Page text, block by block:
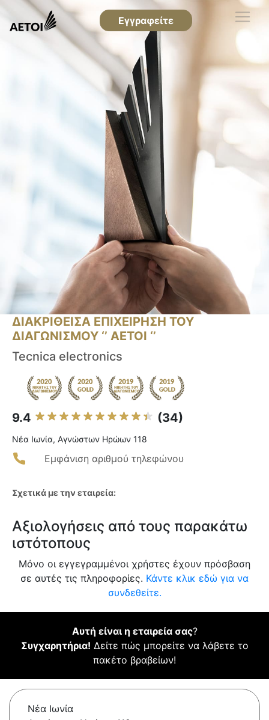
Εγγραφείτε
ΔΙΑΚΡΙΘΕΙΣΑ ΕΠΙΧΕΙΡΗΣΗ ΤΟΥ
ΔΙΑΓΩΝΙΣΜΟΥ ‘’ ΑΕΤΟΙ ‘’
Tecnica electronics
9.4 (34)
Νέα Ιωνία, Αγνώστων Ηρώων 118
Εμφάνιση αριθμού τηλεφώνου
Σχετικά με την εταιρεία:
Αξιολογήσεις από τους παρακάτω
ιστότοπους
Μόνο οι εγγεγραμμένοι χρήστες έχουν πρόσβαση
σε αυτές τις πληροφορίες. Κάντε κλικ εδώ για να
συνδεθείτε.
Αυτή είναι η εταιρεία σας?
Συγχαρητήρια! Δείτε πώς μπορείτε να λάβετε το
πακέτο βραβείων!
Νέα Ιωνία